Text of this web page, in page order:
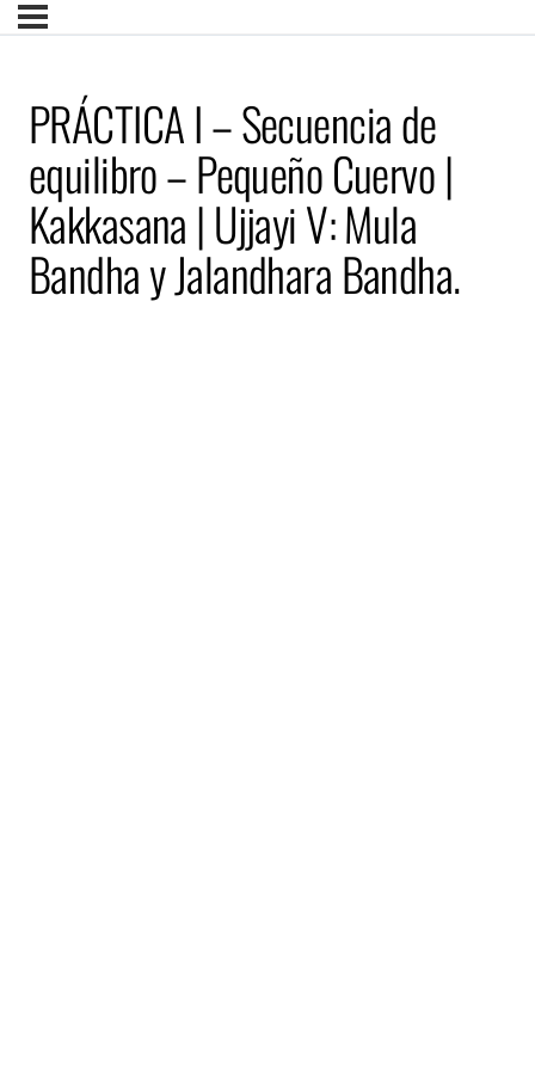
PRÁCTICA I – Secuencia de
equilibro – Pequeño Cuervo |
Kakkasana | Ujjayi V: Mula
Bandha y Jalandhara Bandha.